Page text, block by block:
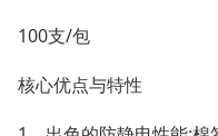
100支/包
核心优点与特性